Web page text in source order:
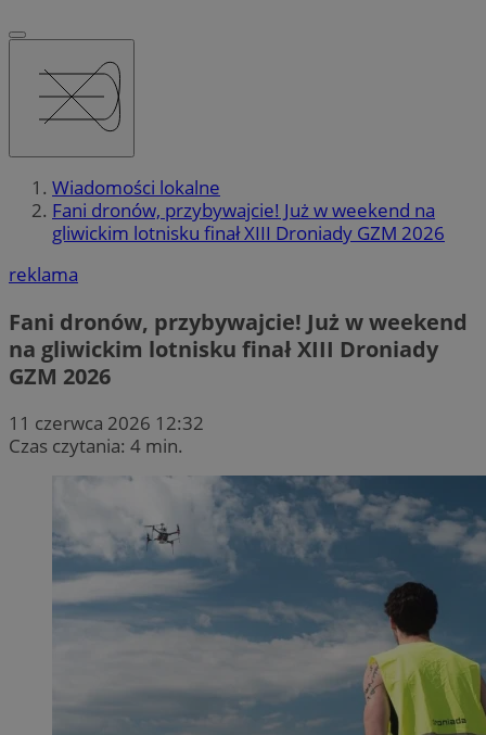
Wiadomości lokalne
Fani dronów, przybywajcie! Już w weekend na
gliwickim lotnisku finał XIII Droniady GZM 2026
reklama
Fani dronów, przybywajcie! Już w weekend
na gliwickim lotnisku finał XIII Droniady
GZM 2026
11 czerwca 2026 12:32
Czas czytania: 4 min.